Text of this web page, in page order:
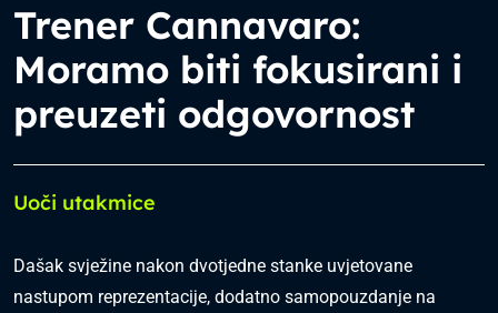
Trener Cannavaro:
Moramo biti fokusirani i
preuzeti odgovornost
Uoči utakmice
Dašak svježine nakon dvotjedne stanke uvjetovane
nastupom reprezentacije, dodatno samopouzdanje na